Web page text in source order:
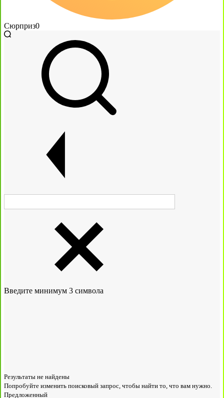
Сюрприз0
Введите минимум 3 символа
Результаты не найдены
Попробуйте изменить поисковый запрос, чтобы найти то, что вам нужно.
Предложенный